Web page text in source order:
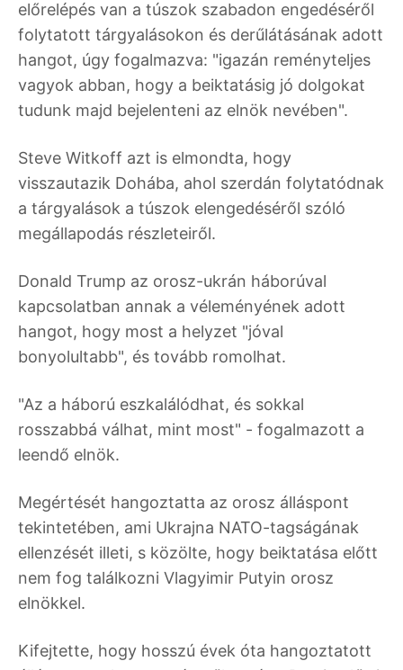
előrelépés van a túszok szabadon engedéséről
folytatott tárgyalásokon és derűlátásának adott
hangot, úgy fogalmazva: "igazán reményteljes
vagyok abban, hogy a beiktatásig jó dolgokat
tudunk majd bejelenteni az elnök nevében".
Steve Witkoff azt is elmondta, hogy
visszautazik Dohába, ahol szerdán folytatódnak
a tárgyalások a túszok elengedéséről szóló
megállapodás részleteiről.
Donald Trump az orosz-ukrán háborúval
kapcsolatban annak a véleményének adott
hangot, hogy most a helyzet "jóval
bonyolultabb", és tovább romolhat.
"Az a háború eszkalálódhat, és sokkal
rosszabbá válhat, mint most" - fogalmazott a
leendő elnök.
Megértését hangoztatta az orosz álláspont
tekintetében, ami Ukrajna NATO-tagságának
ellenzését illeti, s közölte, hogy beiktatása előtt
nem fog találkozni Vlagyimir Putyin orosz
elnökkel.
Kifejtette, hogy hosszú évek óta hangoztatott